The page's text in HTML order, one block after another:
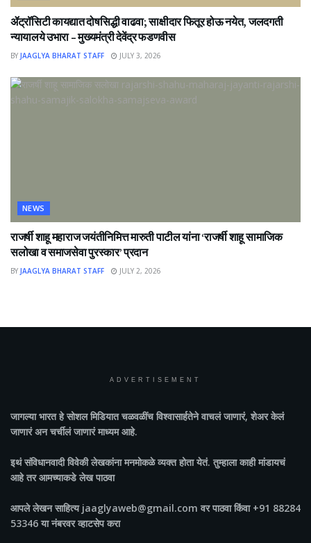
ॲट्रॉसिटी कायद्यात दोषसिद्धी वाढवा; साक्षीदार फितूर होऊ नयेत, जलदगती
न्यायालये उभारा – मुख्यमंत्री देवेंद्र फडणवीस
BY JAAGLYA BHARAT STAFF JULY 3, 2026
NEWS
राजर्षी शाहू महाराज जयंतीनिमित्त मारुती पाटील यांना ‘राजर्षी शाहू सामाजिक
सलोखा व समाजसेवा पुरस्कार’ प्रदान
BY JAAGLYA BHARAT STAFF JULY 2, 2026
ADVERTISEMENT
जागल्या भारतहे सोशल मिडियात चळवळींच विश्वासार्हतेने वाचलं जाणारं, शेअर केलं
जाणारं अन चर्चीलं जाणारं माध्यम आहे.
इथं संविधानवादी विवेकी लेखकांना मनमोकळे व्यक्त होता येतं. तुम्हाला काही मांडायचं
आहे तर आमच्याकडे लेख पाठवा
आपले लेखन साहित्य jaaglyaweb@gmail.com वर पाठवा किंवा +91 88284
53346 या नंबरवर व्हाटसेप करा